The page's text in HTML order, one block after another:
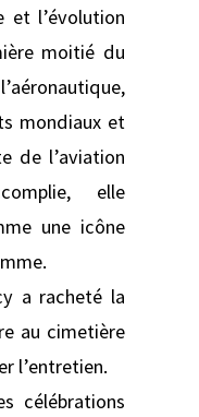
et l’évolution
moitié du
mondiaux et
de l’aviation
elle
une icône
a racheté la
au cimetière
l’entretien.
célébrations